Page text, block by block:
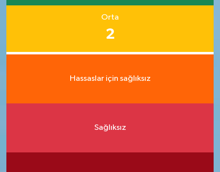
Orta
2
Hassaslar için sağlıksız
Sağlıksız